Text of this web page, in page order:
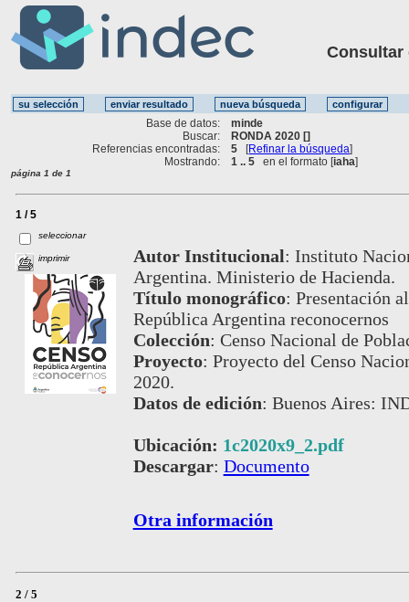
Consultar
Base de datos:
minde
Buscar:
RONDA 2020 []
Referencias encontradas:
5 [Refinar la búsqueda]
Mostrando:
1 .. 5 en el formato [iaha]
página 1 de 1
1 / 5
seleccionar
imprimir Autor Institucional: Instituto
Argentina. Ministerio de Hacienda.
Título monográfico: Presentación
República Argentina reconocernos
Colección: Censo Nacional de
Proyecto: Proyecto del Censo
2020.
Datos de edición: Buenos Aires:
Ubicación: 1c2020x9_2.pdf
Descargar: Documento
Otra información
2 / 5